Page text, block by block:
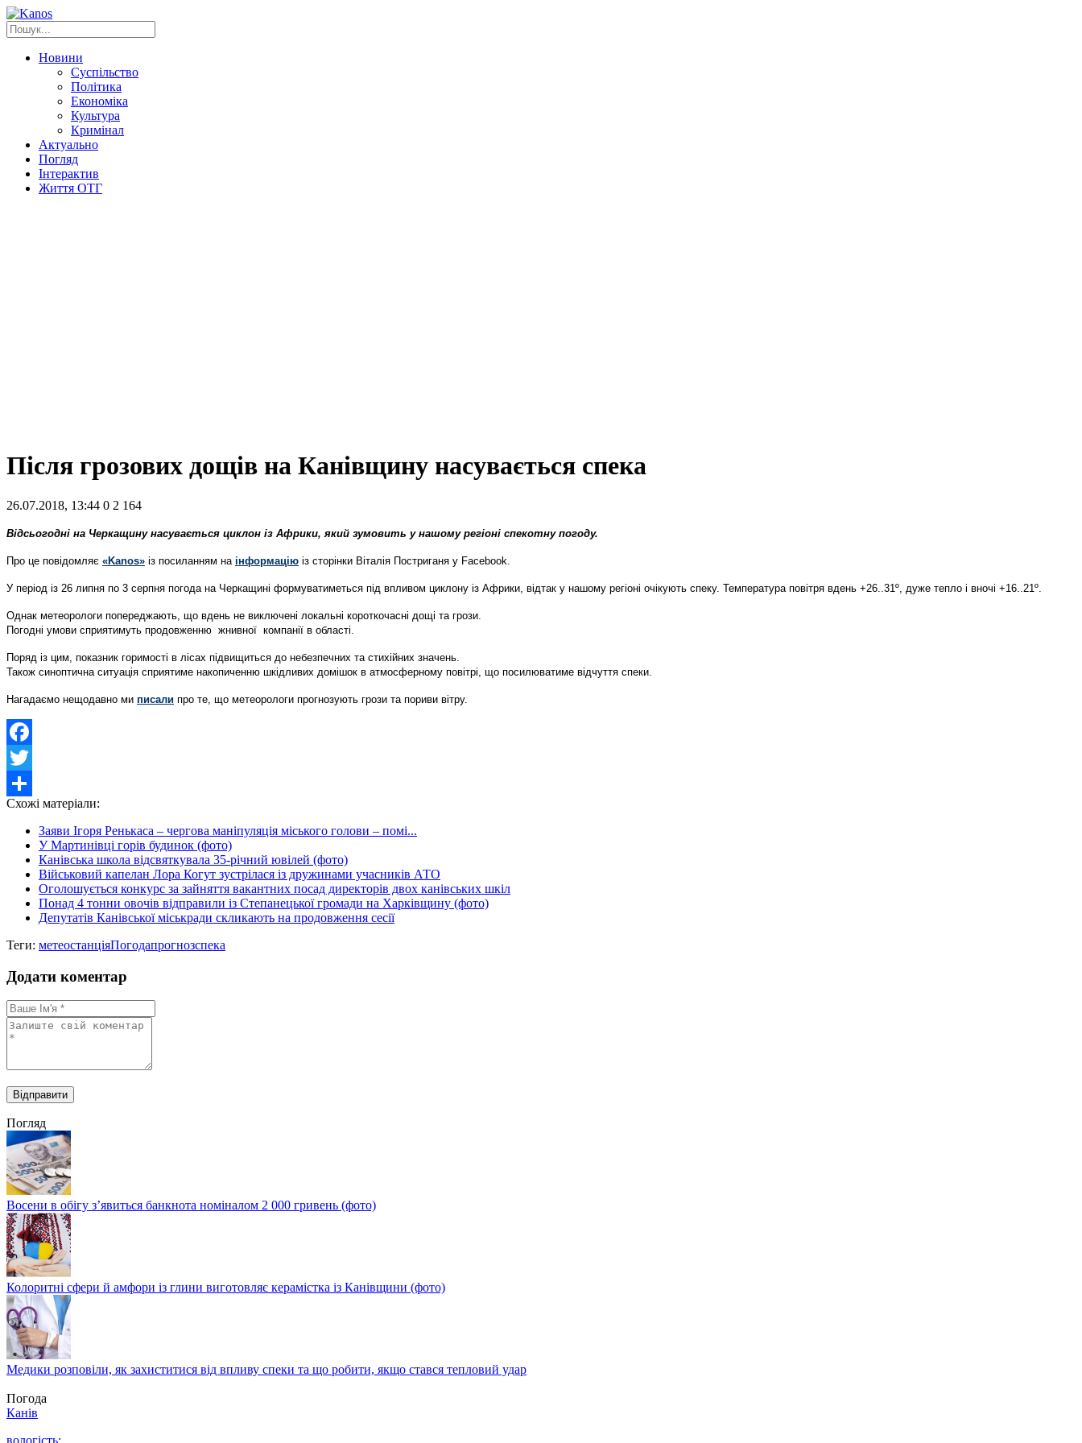
Новини
Суспільство
Політика
Економіка
Культура
Кримінал
Актуально
Погляд
Інтерактив
Життя ОТГ
Після грозових дощів на Канівщину насувається спека
26.07.2018, 13:44 0 2 164
Відсьогодні на Черкащину насувається циклон із Африки, який зумовить у нашому регіоні спекотну погоду.
Про це повідомляє «Kanos» із посиланням на інформацію із сторінки Віталія Постриганя у Facebook.
У період із 26 липня по 3 серпня погода на Черкащині формуватиметься під впливом циклону із Африки, відтак у нашому регіоні очікують спеку. Температура повітря вдень +26..31º, дуже тепло і вночі +16..21º.
Однак метеорологи попереджають, що вдень не виключені локальні короткочасні дощі та грози.
Погодні умови сприятимуть продовженню жнивної компанії в області.
Поряд із цим, показник горимості в лісах підвищиться до небезпечних та стихійних значень.
Також синоптична ситуація сприятиме накопиченню шкідливих домішок в атмосферному повітрі, що посилюватиме відчуття спеки.
Нагадаємо нещодавно ми писали про те, що метеорологи прогнозують грози та пориви вітру.
Facebook
Twitter
Share
Схожі матеріали:
Заяви Ігоря Ренькаса – чергова маніпуляція міського голови – помі...
У Мартинівці горів будинок (фото)
Канівська школа відсвяткувала 35-річний ювілей (фото)
Військовий капелан Лора Когут зустрілася із дружинами учасників АТО
Оголошується конкурс за зайняття вакантних посад директорів двох канівських шкіл
Понад 4 тонни овочів відправили із Степанецької громади на Харківщину (фото)
Депутатів Канівської міськради скликають на продовження сесії
Теги: метеостанціяПогодапрогнозспека
Додати коментар
Погляд
Восени в обігу з’явиться банкнота номіналом 2 000 гривень (фото)
Колоритні сфери й амфори із глини виготовляє керамістка із Канівщини (фото)
Медики розповіли, як захиститися від впливу спеки та що робити, якщо стався тепловий удар
Погода
Канів